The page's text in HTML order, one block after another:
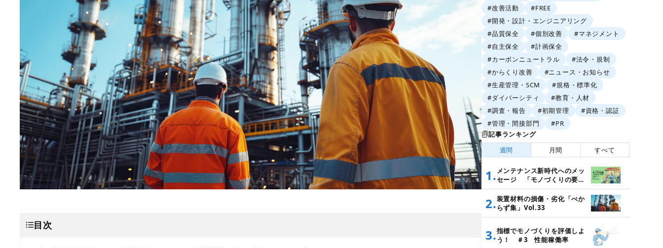
目次
#改善活動
#FREE
#開発・設計・エンジニアリング
#品質保全
#個別改善
#マネジメント
#自主保全
#計画保全
#カーボンニュートラル
#法令・規制
#からくり改善
#ニュース・お知らせ
#生産管理・SCM
#規格・標準化
#ダイバーシティ
#教育・人材
#調査・報告
#初期管理
#資格・認証
#管理・間接部門
#PR
記事ランキング
週間
月間 すべて
1.メンテナンス新時代へのメッ
セージ 「モノづくりの要
～設備管理・保全と価値創造
～」
2.装置材料の損傷・劣化「べか
らず集」Vol.33
3.指標でモノづくりを評価しよ
う！ ＃3 性能稼働率